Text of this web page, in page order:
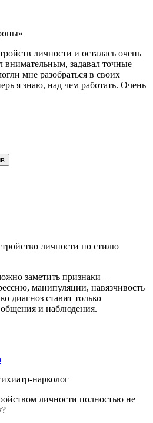
личности и осталась очень
внимательным, задавал точные
мне разобраться в своих
я знаю, над чем работать. Очень
личности по стилю
заметить признаки –
манипуляции, навязчивость
диагноз ставит только
и наблюдения.
нарколог
личности полностью не